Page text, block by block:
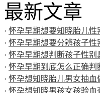
最新文章
· 怀孕早期想要知晓胎儿性
· 怀孕早期想要分辨孩子性
· 怀孕早期想判断孩子性别
· 怀孕早期到底怎么正确判
· 怀孕想知晓胎儿男女抽血
· 怀孕想知晓男孩女孩验血